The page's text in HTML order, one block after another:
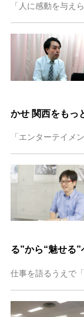
かせ 関西をもっ
る”から“魅せる”